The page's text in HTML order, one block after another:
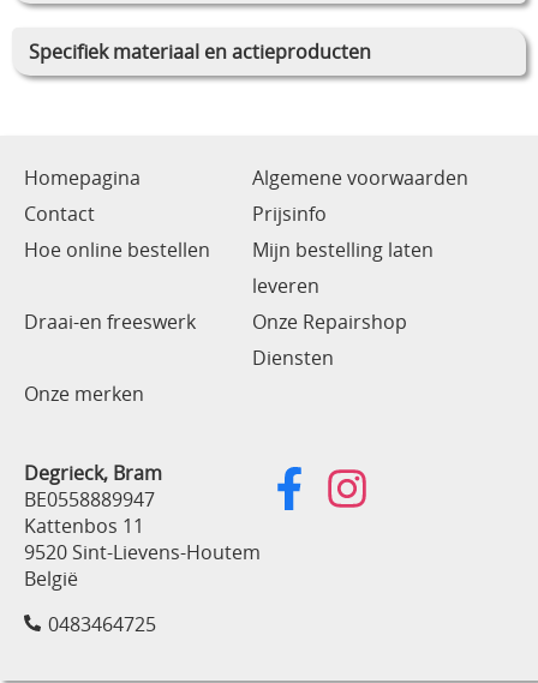
Specifiek materiaal en actieproducten
Homepagina
Algemene voorwaarden
Contact
Prijsinfo
Hoe online bestellen
Mijn bestelling laten
leveren
Draai-en freeswerk
Onze Repairshop
Diensten
Onze merken
Degrieck, Bram
BE0558889947
Kattenbos 11
9520 Sint-Lievens-Houtem
België
0483464725